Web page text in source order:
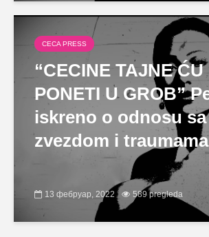
CECA PRESS
“CECINE TAJNE ĆU
PONETI U GROB”
iskreno o odnosu
zvezdom i
13 фебруар, 2022 589 pregleda